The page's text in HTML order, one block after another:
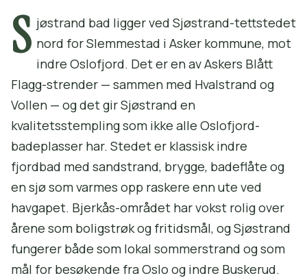
S jøstrand bad ligger ved Sjøstrand-tettstedet
nord for Slemmestad i Asker kommune, mot
indre Oslofjord. Det er en av Askers Blått
Flagg-strender — sammen med Hvalstrand og
Vollen — og det gir Sjøstrand en
kvalitetsstempling som ikke alle Oslofjord-
badeplasser har. Stedet er klassisk indre
fjordbad med sandstrand, brygge, badeflåte og
en sjø som varmes opp raskere enn ute ved
havgapet. Bjerkås-området har vokst rolig over
årene som boligstrøk og fritidsmål, og Sjøstrand
fungerer både som lokal sommerstrand og som
mål for besøkende fra Oslo og indre Buskerud.